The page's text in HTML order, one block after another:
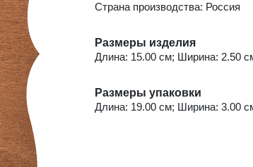
Страна производства: Россия
Размеры изделия
Длина: 15.00 см; Ширина: 2.50
Размеры упаковки
Длина: 19.00 см; Ширина: 3.00